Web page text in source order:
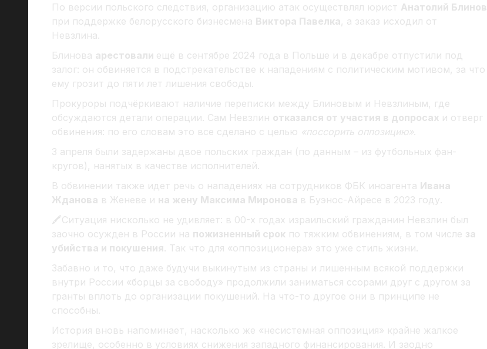
По версии польского следствия, организацию атак осуществлял юрист Анатолий Блинов
при поддержке белорусского бизнесмена Виктора Павелка, а заказ исходил от
Невзлина.
Блинова арестовали ещё в сентябре 2024 года в Польше и в декабре отпустили под
залог: он обвиняется в подстрекательстве к нападениям с политическим мотивом, за что
ему грозит до пяти лет лишения свободы.
Прокуроры подчёркивают наличие переписки между Блиновым и Невзлиным, где
обсуждаются детали операции. Сам Невзлин отказался от участия в допросах и отверг
обвинения: по его словам это все сделано с целью «поссорить оппозицию».
3 апреля были задержаны двое польских граждан (по данным – из футбольных фан-
кругов), нанятых в качестве исполнителей.
В обвинении также идет речь о нападениях на сотрудников ФБК иноагента Ивана
Жданова в Женеве и на жену Максима Миронова в Буэнос-Айресе в 2023 году.
🖍Ситуация нисколько не удивляет: в 00-х годах израильский гражданин Невзлин был
заочно осужден в России на пожизненный срок по тяжким обвинениям, в том числе за
убийства и покушения. Так что для «оппозиционера» это уже стиль жизни.
Забавно и то, что даже будучи выкинутым из страны и лишенным всякой поддержки
внутри России «борцы за свободу» продолжили заниматься ссорами друг с другом за
гранты вплоть до организации покушений. На что-то другое они в принципе не
способны.
История вновь напоминает, насколько же «несистемная оппозиция» крайне жалкое
зрелище, особенно в условиях снижения западного финансирования. И заодно